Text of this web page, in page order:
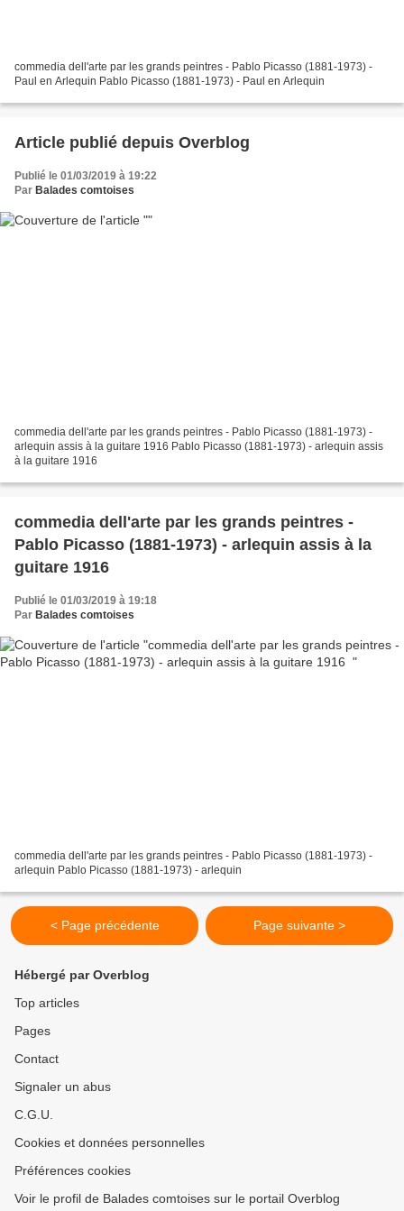
commedia dell'arte par les grands peintres - Pablo Picasso (1881-1973) -
Paul en Arlequin Pablo Picasso (1881-1973) - Paul en Arlequin
Article publié depuis Overblog
Publié le 01/03/2019 à 19:22
Par Balades comtoises
commedia dell'arte par les grands peintres - Pablo Picasso (1881-1973) -
arlequin assis à la guitare 1916 Pablo Picasso (1881-1973) - arlequin assis
à la guitare 1916
commedia dell'arte par les grands peintres -
Pablo Picasso (1881-1973) - arlequin assis à la
guitare 1916
Publié le 01/03/2019 à 19:18
Par Balades comtoises
commedia dell'arte par les grands peintres - Pablo Picasso (1881-1973) -
arlequin Pablo Picasso (1881-1973) - arlequin
< Page précédente Page suivante >
Hébergé par Overblog
Top articles
Pages
Contact
Signaler un abus
C.G.U.
Cookies et données personnelles
Préférences cookies
Voir le profil de Balades comtoises sur le portail Overblog